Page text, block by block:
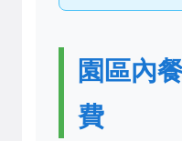
園區內
費